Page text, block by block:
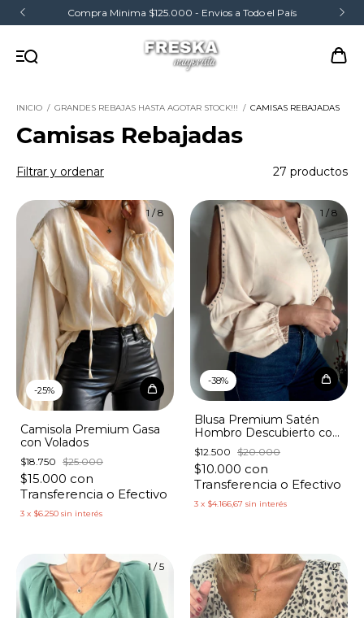
Compra Minima $125.000 - Envios a Todo el País
INICIO / GRANDES REBAJAS HASTA AGOTAR STOCK!!! / CAMISAS REBAJADAS
Camisas Rebajadas
Filtrar y ordenar 27 productos
1 /8
-25%
Camisola Premium Gasa
con Volados
$18.750 $25.000
$15.000 con
Transferencia o Efectivo
3 x $6.250 sin interés
1 / 8
-38%
Blusa Premium Satén
Hombro Descubierto con
Tachas
$12.500 $20.000
$10.000 con
Transferencia o Efectivo
3 x $4.166,67 sin interés
1/5 1/2